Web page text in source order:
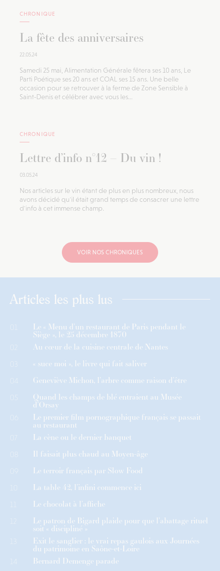
CHRONIQUE
La fête des anniversaires
22.05.24
Samedi 25 mai, Alimentation Générale fêtera ses 10 ans, Le
Parti Poétique ses 20 ans et COAL ses 15 ans. Une belle
occasion pour se retrouver à la ferme de Zone Sensible à
Saint-Denis et célébrer avec vous les...
CHRONIQUE
Lettre d’info n°12 – Du vin !
03.05.24
Nos articles sur le vin étant de plus en plus nombreux, nous
avons décidé qu'il était grand temps de consacrer une lettre
d'info à cet immense champ.
VOIR NOS CHRONIQUES
Articles les plus lus
Le « Menu d’un restaurant de Paris pendant le
Siège », le 25 décembre 1870
Au cœur de la cuisine centrale de Nantes
« suce moi », le livre qui fait saliver
Geneviève Michon, l’arbre comme raison d’être
Quand les champs de blé entraient au Musée
d’Orsay
06 Le premier film pornographique français se passait
au restaurant
07 La cène ou le dernier banquet
Il faisait plus chaud au Moyen-âge
09 Le terroir français par Slow Food
La table 42, l’infini commence ici
Le chocolat à l’affiche
Le patron de Bigard plaide pour que l’abattage rituel
soit « discipliné »
Exit le sanglier : le vrai repas gaulois aux Journées
du patrimoine en Saône-et-Loire
Bernard Demenge parade